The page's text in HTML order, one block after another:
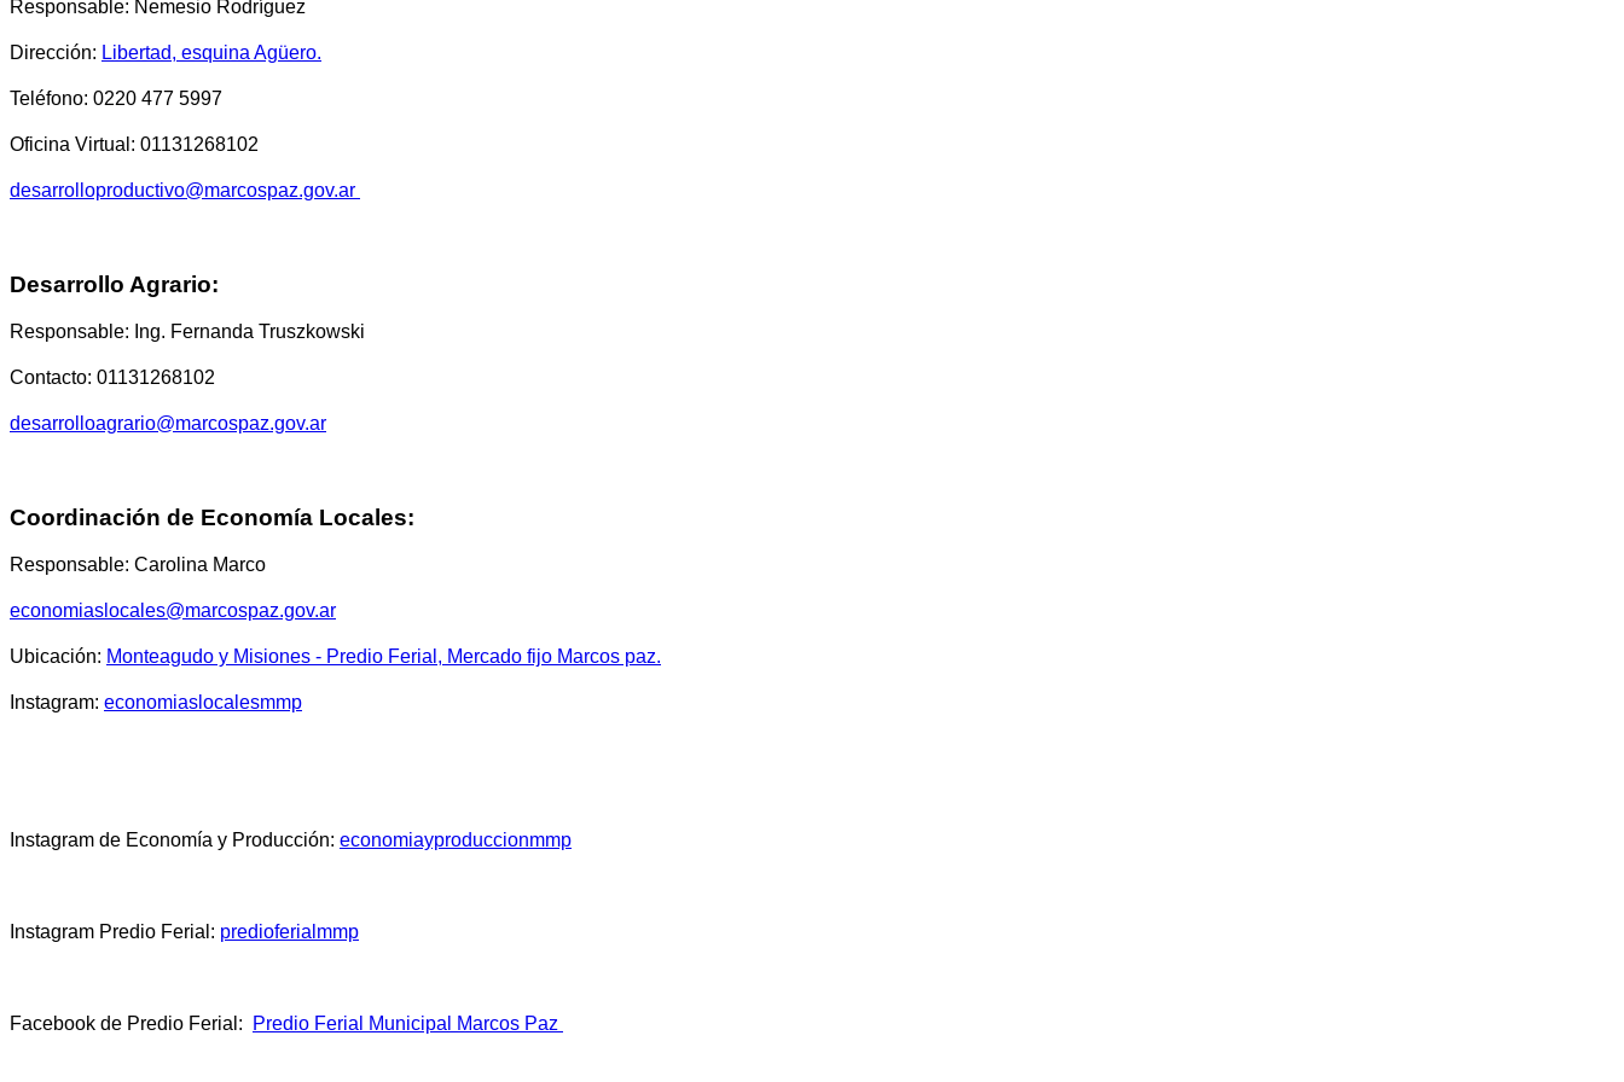
Responsable: Nemesio Rodríguez
Dirección: Libertad, esquina Agüero.
Teléfono: 0220 477 5997
Oficina Virtual: 01131268102
desarrolloproductivo@marcospaz.gov.ar
Desarrollo Agrario:
Responsable: Ing. Fernanda Truszkowski
Contacto: 01131268102
desarrolloagrario@marcospaz.gov.ar
Coordinación de Economía Locales:
Responsable: Carolina Marco
economiaslocales@marcospaz.gov.ar
Ubicación: Monteagudo y Misiones - Predio Ferial, Mercado fijo Marcos paz.
Instagram: economiaslocalesmmp
Instagram de Economía y Producción: economiayproduccionmmp
Instagram Predio Ferial: predioferialmmp
Facebook de Predio Ferial: Predio Ferial Municipal Marcos Paz